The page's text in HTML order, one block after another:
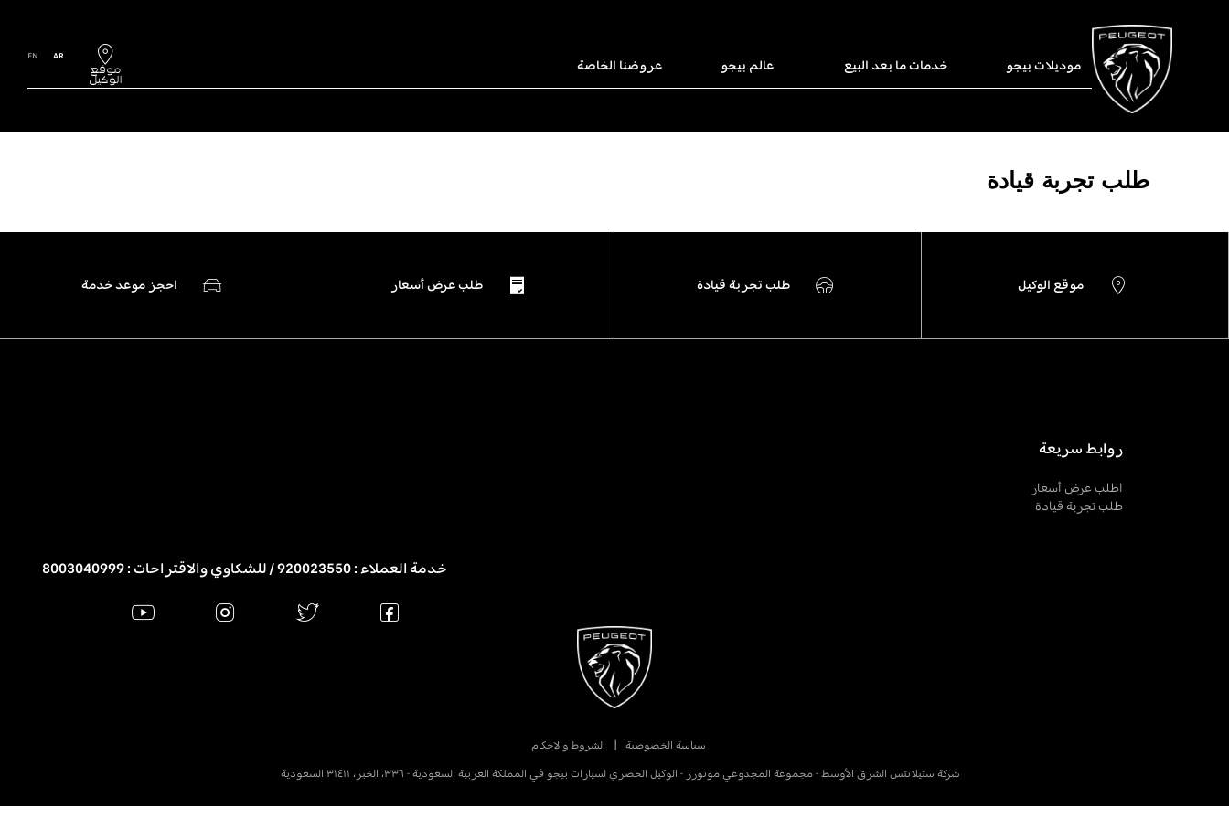
AR
EN
موديلات بيجو خدمات ما بعد البيع عالم بيجو عروضنا الخاصة
طلب تجربة قيادة
موقع الوكيل طلب تجربة قيادة طلب عرض أسعار احجز موعد خدمة
روابط سريعة
اطلب عرض أسعار
طلب تجربة قيادة
خدمة العملاء : 920023550 / للشكاوي والاقتراحات : 8003040999
شركة ستيلانتس الشرق الأوسط - مجموعة المجدوعي موتورز - الوكيل الحصري لسيارات بيجو في المملكة العربية السعودية - ٣٣٦، الخبر، ٣١٤١١ السعودية
سياسة الخصوصية الشروط والاحكام